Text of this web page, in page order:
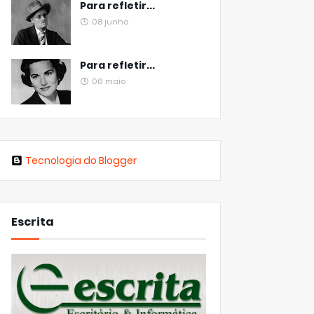
Para refletir...
08 junho
Para refletir...
06 maio
Tecnologia do Blogger
Escrita